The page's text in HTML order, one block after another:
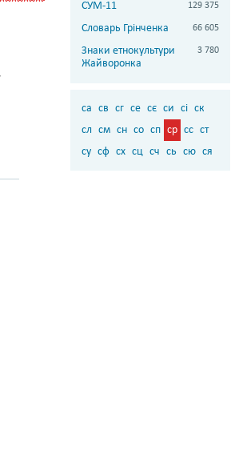
СУМ-11 129 375
Словарь Грінченка 66 605
Знаки етнокультури
Жайворонка
3 780
са св сг се сє си сі ск
сл см сн со сп ср сс ст
су сф сх сц сч сь сю ся